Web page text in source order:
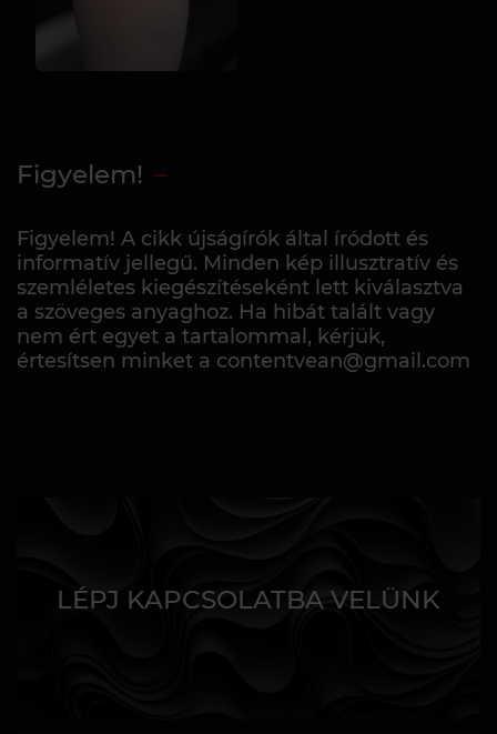
Figyelem!
Figyelem! A cikk újságírók által íródott és
informatív jellegű. Minden kép illusztratív és
szemléletes kiegészítéseként lett kiválasztva
a szöveges anyaghoz. Ha hibát talált vagy
nem ért egyet a tartalommal, kérjük,
értesítsen minket a contentvean@gmail.com
LÉPJ KAPCSOLATBA VELÜNK